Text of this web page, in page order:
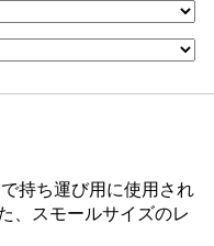
持ち運び用に使用され
、スモールサイズのレ